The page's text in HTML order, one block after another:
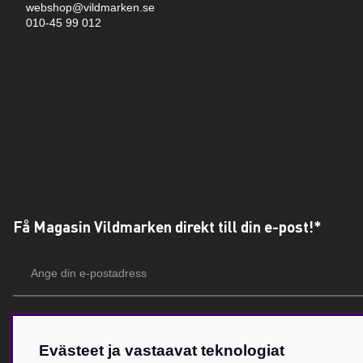
webshop@vildmarken.se
010-45 99 012
Få Magasin Vildmarken direkt till din e-post!*
postadress
Evästeet ja vastaavat teknologiat